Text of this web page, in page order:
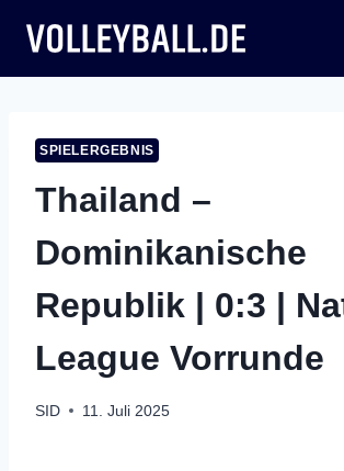
Inhalt
springen
SPIELERGEBNIS
Thailand –
Dominikanische
Republik | 0:3 |
League Vorrunde
SID 11. Juli 2025